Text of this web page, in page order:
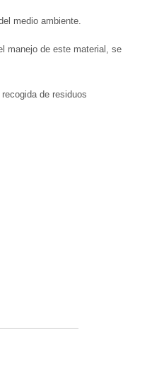
medio ambiente.
manejo de este material, se
de residuos